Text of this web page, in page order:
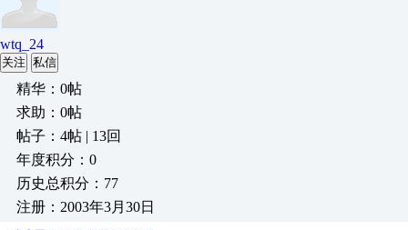
wtq_24
关注 私信
精华：0帖
求助：0帖
帖子：4帖 | 13回
年度积分：0
历史总积分：77
注册：2003年3月30日